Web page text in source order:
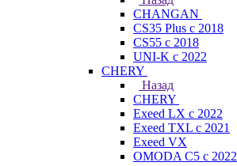
CHANGAN
CS35 Plus с 2018
CS55 с 2018
UNI-K с 2022
CHERY
Назад
CHERY
Exeed LX с 2022
Exeed TXL с 2021
Exeed VX
OMODA C5 с 2022